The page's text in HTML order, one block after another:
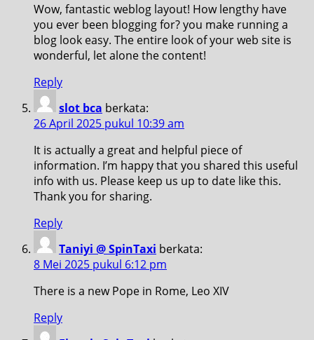
Wow, fantastic weblog layout! How lengthy have
you ever been blogging for? you make running a
blog look easy. The entire look of your web site is
wonderful, let alone the content!
Reply
slot bca berkata:
26 April 2025 pukul 10:39 am
It is actually a great and helpful piece of
information. I’m happy that you shared this useful
info with us. Please keep us up to date like this.
Thank you for sharing.
Reply
Taniyi @ SpinTaxi berkata:
8 Mei 2025 pukul 6:12 pm
There is a new Pope in Rome, Leo XIV
Reply